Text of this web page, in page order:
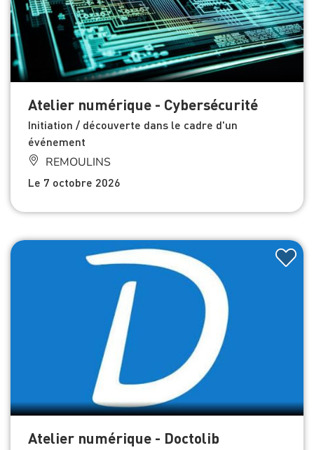
Atelier numérique - Cybersécurité
Initiation / découverte dans le cadre d'un
événement
REMOULINS
Le 7 octobre 2026
Atelier numérique - Doctolib